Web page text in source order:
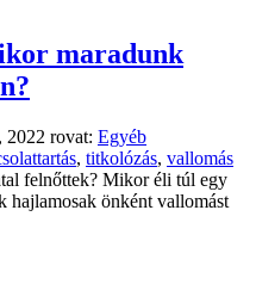
maradunk
2022 rovat: Egyéb
, titkolózás, vallomás
felnőttek? Mikor éli túl egy
hajlamosak önként vallomást